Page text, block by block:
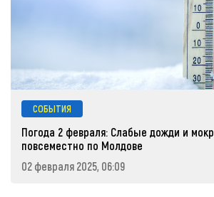
СОБЫТИЯ
Погода 2 февраля: Слабые дожди и
повсеместно по Молдове
02 февраля 2025, 06:09